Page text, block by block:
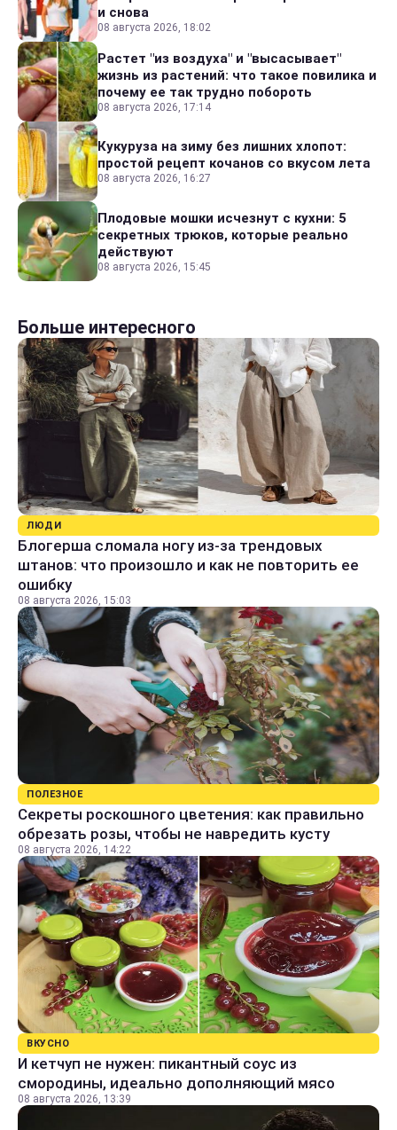
и снова
08 августа 2026, 18:02
Растет "из воздуха" и "высасывает"
жизнь из растений: что такое повилика и
почему ее так трудно побороть
08 августа 2026, 17:14
Кукуруза на зиму без лишних хлопот:
простой рецепт кочанов со вкусом лета
08 августа 2026, 16:27
Плодовые мошки исчезнут с кухни: 5
секретных трюков, которые реально
действуют
08 августа 2026, 15:45
Больше интересного
ЛЮДИ
Блогерша сломала ногу из-за трендовых
штанов: что произошло и как не повторить ее
ошибку
08 августа 2026, 15:03
ПОЛЕЗНОЕ
Секреты роскошного цветения: как правильно
обрезать розы, чтобы не навредить кусту
08 августа 2026, 14:22
ВКУСНО
И кетчуп не нужен: пикантный соус из
смородины, идеально дополняющий мясо
08 августа 2026, 13:39